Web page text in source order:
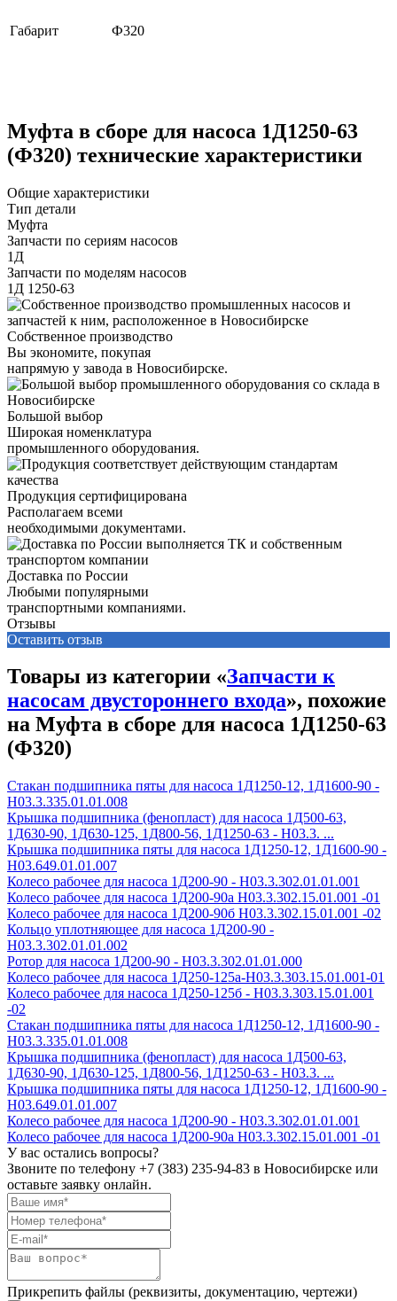
Габарит Ф320
Муфта в сборе для насоса 1Д1250-63
(Ф320) технические характеристики
Общие характеристики
Тип детали
Муфта
Запчасти по сериям насосов
1Д
Запчасти по моделям насосов
1Д 1250-63
Собственное производство
Вы экономите, покупая
напрямую у завода в Новосибирске.
Большой выбор
Широкая номенклатура
промышленного оборудования.
Продукция сертифицирована
Располагаем всеми
необходимыми документами.
Доставка по России
Любыми популярными
транспортными компаниями.
Отзывы
Оставить отзыв
Товары из категории «Запчасти к
насосам двустороннего входа», похожие
на Муфта в сборе для насоса 1Д1250-63
(Ф320)
Стакан подшипника пяты для насоса 1Д1250-12, 1Д1600-90 -
Н03.3.335.01.01.008
Крышка подшипника (фенопласт) для насоса 1Д500-63,
1Д630-90, 1Д630-125, 1Д800-56, 1Д1250-63 - Н03.3. ...
Крышка подшипника пяты для насоса 1Д1250-12, 1Д1600-90 -
Н03.649.01.01.007
Колесо рабочее для насоса 1Д200-90 - H03.3.302.01.01.001
Колесо рабочее для насоса 1Д200-90а H03.3.302.15.01.001 -01
Колесо рабочее для насоса 1Д200-90б H03.3.302.15.01.001 -02
Кольцо уплотняющее для насоса 1Д200-90 -
Н03.3.302.01.01.002
Ротор для насоса 1Д200-90 - Н03.3.302.01.01.000
Колесо рабочее для насоса 1Д250-125а-Н03.3.303.15.01.001-01
Колесо рабочее для насоса 1Д250-125б - Н03.3.303.15.01.001
-02
Стакан подшипника пяты для насоса 1Д1250-12, 1Д1600-90 -
Н03.3.335.01.01.008
Крышка подшипника (фенопласт) для насоса 1Д500-63,
1Д630-90, 1Д630-125, 1Д800-56, 1Д1250-63 - Н03.3. ...
Крышка подшипника пяты для насоса 1Д1250-12, 1Д1600-90 -
Н03.649.01.01.007
Колесо рабочее для насоса 1Д200-90 - H03.3.302.01.01.001
Колесо рабочее для насоса 1Д200-90а H03.3.302.15.01.001 -01
У вас остались вопросы?
Звоните по телефону +7 (383) 235-94-83 в Новосибирске или
оставьте заявку онлайн.
Прикрепить файлы (реквизиты, документацию, чертежи)